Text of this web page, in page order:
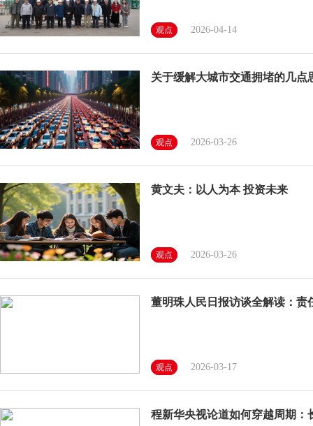
观点 2026-04-14
关于缓解大城市交通拥堵的几点
观点 2026-03-26
黄文夫：以人为本 投资未来
观点 2026-03-26
董明珠人民日报访谈全解读：
观点 2026-03-17
程新华央视论道如何穿越周期：